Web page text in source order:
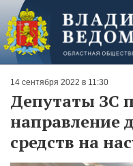
14 сентября 2022 в 11:30
Депутаты ЗС
направление
средств на